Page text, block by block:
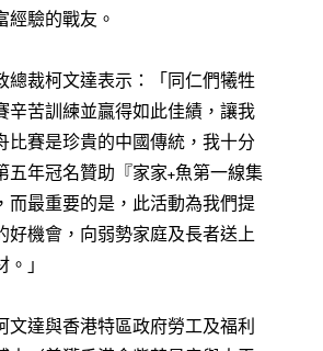
經驗的戰友。
總裁柯文達表示：「同仁們犧牲
辛苦訓練並贏得如此佳績，讓我
比賽是珍貴的中國傳統，我十分
五年冠名贊助『家家+魚第一線集
而最重要的是，此活動為我們提
好機會，向弱勢家庭及長者送上
」
文達與香港特區政府勞工及福利